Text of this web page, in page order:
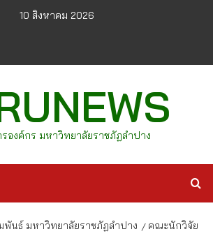
10 สิงหาคม 2026
องค์กร มหาวิทยาลัยราชภัฏลำปาง
พันธ์ มหาวิทยาลัยราชภัฏลำปาง
คณะนักวิจัย